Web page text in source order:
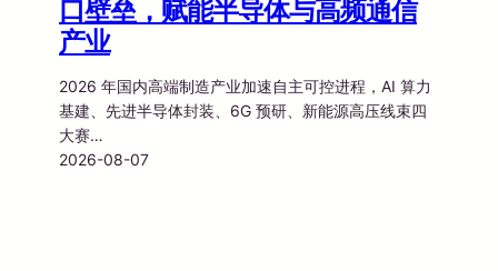
口壁垒，赋能半导体与高频通信
产业
2026 年国内高端制造产业加速自主可控进程，AI 算力
基建、先进半导体封装、6G 预研、新能源高压线束四
大赛…
2026-08-07